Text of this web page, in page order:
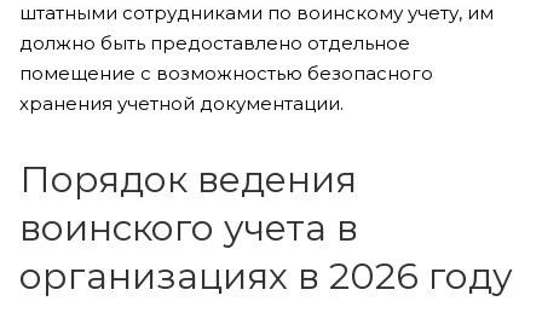
штатными сотрудниками по воинскому учету, им
должно быть предоставлено отдельное
помещение с возможностью безопасного
хранения учетной документации.
Порядок ведения
воинского учета в
организациях в 2026 году